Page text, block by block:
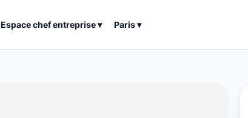
Espace chef entreprise▾ Paris▾